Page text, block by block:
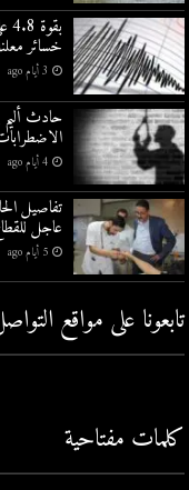
خسائر
3 أيام ago
حادث
4 أيام ago
تفاصيل
عاجل
5 أيام ago
تابعونا على مواقع
كلمات مفتاحية